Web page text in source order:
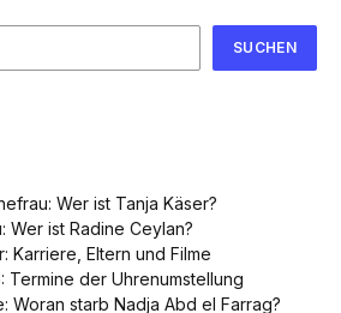
SUCHEN
Wer ist Tanja Käser?
Wer ist Radine Ceylan?
Karriere, Eltern und Filme
Termine der Uhrenumstellung
Woran starb Nadja Abd el Farrag?